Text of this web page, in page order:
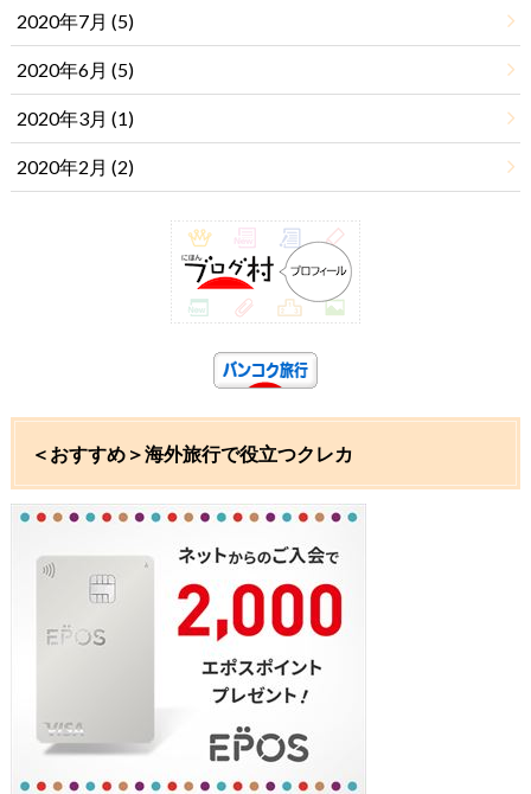
2020年7月 (5)
2020年6月 (5)
2020年3月 (1)
2020年2月 (2)
＜おすすめ＞海外旅行で役立つクレカ